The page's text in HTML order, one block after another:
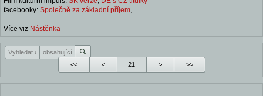
facebooky: Společně za základní příjem,
Více viz Nástěnka
<< < > >>